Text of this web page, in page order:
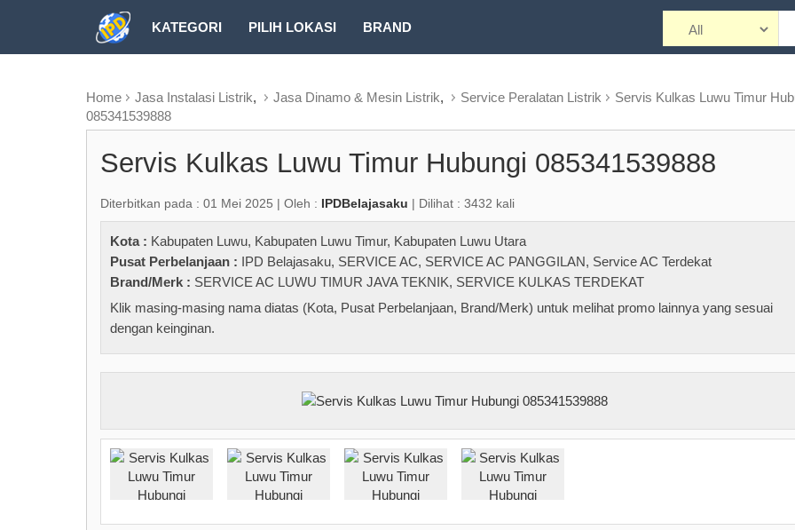
KATEGORI PILIH LOKASI BRAND
Home
Jasa Instalasi Listrik, Jasa Dinamo & Mesin Listrik, Service Peralatan Listrik
Servis Kulkas Luwu Timur
085341539888
Servis Kulkas Luwu Timur Hubungi 085341539888
Diterbitkan pada : 01 Mei 2025 | Oleh : IPDBelajasaku | Dilihat : 3432 kali
Kota : Kabupaten Luwu, Kabupaten Luwu Timur, Kabupaten Luwu Utara
Pusat Perbelanjaan : IPD Belajasaku, SERVICE AC, SERVICE AC PANGGILAN, Service AC Terdekat
Brand/Merk : SERVICE AC LUWU TIMUR JAVA TEKNIK, SERVICE KULKAS TERDEKAT
Klik masing-masing nama diatas (Kota, Pusat Perbelanjaan, Brand/Merk) untuk melihat promo lainnya yang sesuai
dengan keinginan.